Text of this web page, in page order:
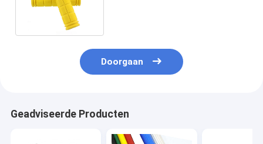
Doorgaan
Geadviseerde Producten